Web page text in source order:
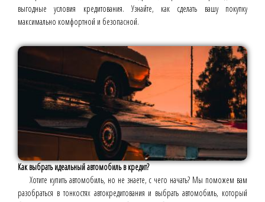
выгодные условия кредитования. Узнайте, как сделать вашу покупку
максимально комфортной и безопасной.
Как выбрать идеальный автомобиль в кредит?
Хотите купить автомобиль, но не знаете, с чего начать? Мы поможем вам
разобраться в тонкостях автокредитования и выбрать автомобиль, который